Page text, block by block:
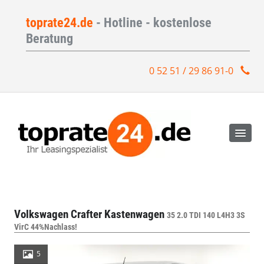
toprate24.de - Hotline - kostenlose
Beratung
0 52 51 / 29 86 91-0
Volkswagen Crafter Kastenwagen 35 2.0 TDI 140 L4H3 3S
VirC 44%Nachlass!
5